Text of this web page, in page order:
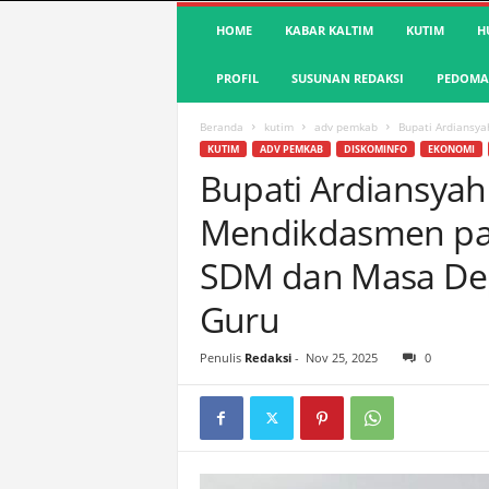
S
a
HOME KABAR KALTIM KUTIM
PROFIL SUSUNAN REDAKSI
Beranda kutim adv pemkab Bupati
KUTIM ADV PEMKAB DISKOMINFO EKONOMI
Bupati
Mendikdasmen
SDM dan Masa
Guru
Penulis Redaksi- Nov 25, 2025 0